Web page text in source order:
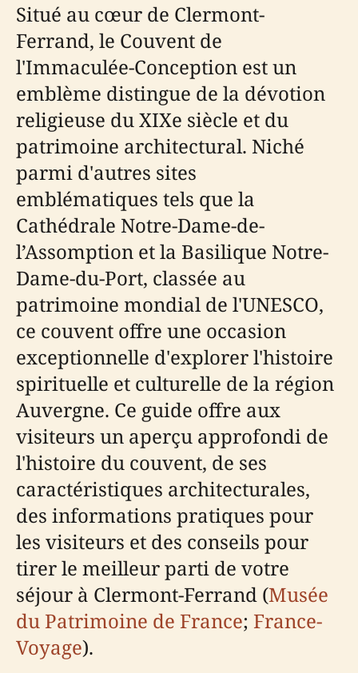
Situé au cœur de Clermont-
Ferrand, le Couvent de
l'Immaculée-Conception est un
emblème distingue de la dévotion
religieuse du XIXe siècle et du
patrimoine architectural. Niché
parmi d'autres sites
emblématiques tels que la
Cathédrale Notre-Dame-de-
l’Assomption et la Basilique Notre-
Dame-du-Port, classée au
patrimoine mondial de l'UNESCO,
ce couvent offre une occasion
exceptionnelle d'explorer l'histoire
spirituelle et culturelle de la région
Auvergne. Ce guide offre aux
visiteurs un aperçu approfondi de
l'histoire du couvent, de ses
caractéristiques architecturales,
des informations pratiques pour
les visiteurs et des conseils pour
tirer le meilleur parti de votre
séjour à Clermont-Ferrand (Musée
du Patrimoine de France; France-
Voyage).